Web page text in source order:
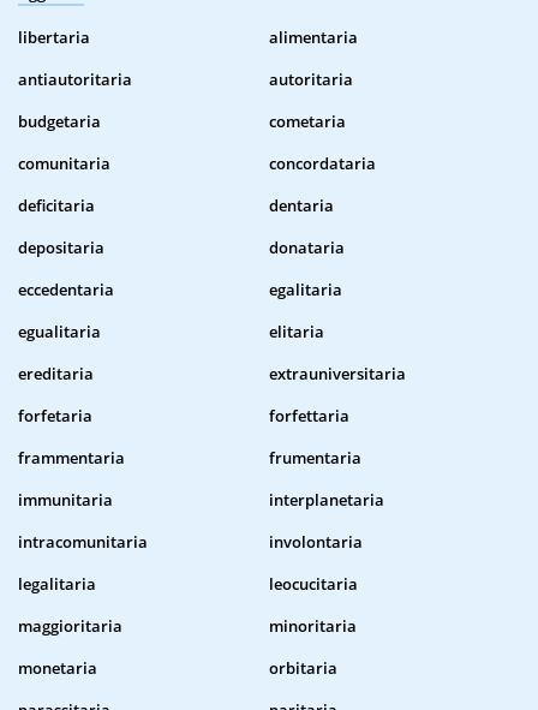
libertaria
alimentaria
antiautoritaria
autoritaria
budgetaria
cometaria
comunitaria
concordataria
deficitaria
dentaria
depositaria
donataria
eccedentaria
egalitaria
egualitaria
elitaria
ereditaria
extrauniversitaria
forfetaria
forfettaria
frammentaria
frumentaria
immunitaria
interplanetaria
intracomunitaria
involontaria
legalitaria
leocucitaria
maggioritaria
minoritaria
monetaria
orbitaria